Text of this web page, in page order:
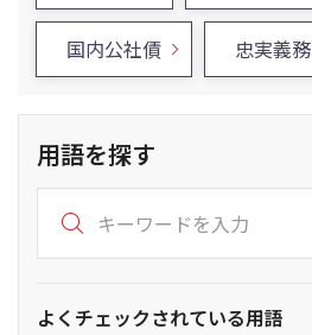
国内公社債 忠実義務
用語を探す
よくチェックされている用語